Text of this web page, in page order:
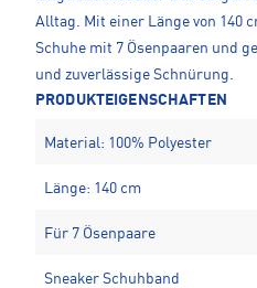
Alltag. Mit einer Länge von 140
Schuhe mit 7 Ösenpaaren und
und zuverlässige Schnürung.
PRODUKTEIGENSCHAFTEN
Material: 100% Polyester
Länge: 140 cm
Für 7 Ösenpaare
Sneaker Schuhband